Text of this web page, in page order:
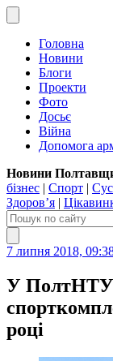
Головна
Новини
Блоги
Проекти
Фото
Досьє
Війна
Допомога
Новини
бізнес | Спорт |
Здоров’я |
7 липня 2018,
У ПолтНТУ
році